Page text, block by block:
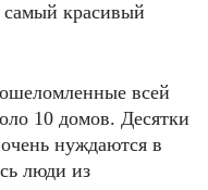
самый красивый
всей
10 домов. Десятки
нуждаются в
люди из